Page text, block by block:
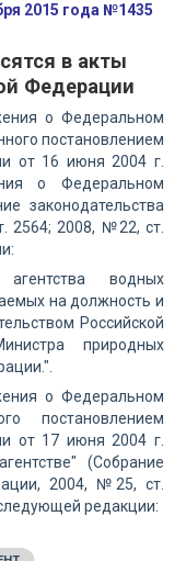
2015 года №1435
в акты
Федерации
о Федеральном
постановлением
от 16 июня 2004 г.
о Федеральном
законодательства
2564; 2008, №22, ст.
агентства водных
на должность и
Российской
природных
о Федеральном
постановлением
от 17 июня 2004 г.
(Собрание
2004, №25, ст.
редакции: